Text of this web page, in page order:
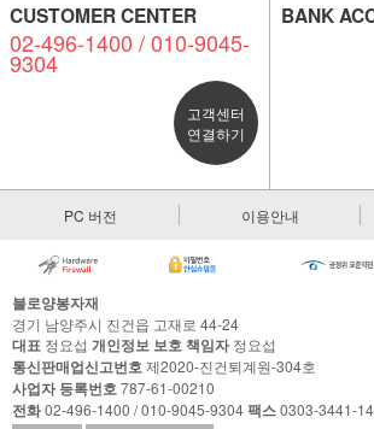
CUSTOMER CENTER
02-496-1400 / 010-9045-
9304
고객센터
연결하기
BANK
PC 버전 이용안내
불로양봉자재
경기 남양주시 진건읍 고재로 44-24
대표 정요섭 개인정보 보호 책임자정요섭
통신판매업신고번호제2020-진건퇴계원-304호
사업자 등록번호787-61-00210
전화02-496-1400 / 010-9045-9304팩스0303-3441-